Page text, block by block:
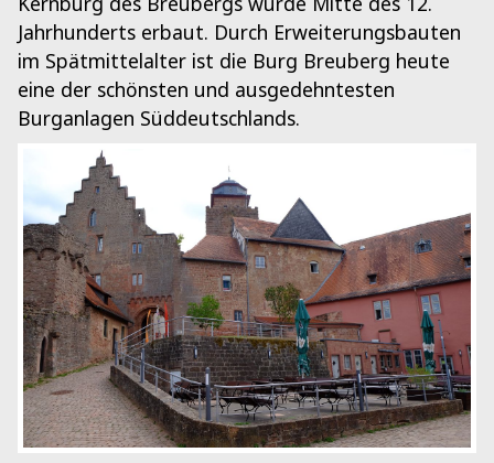
Jahrhunderts erbaut. Durch Erweiterungsbauten
im Spätmittelalter ist die Burg Breuberg heute
eine der schönsten und ausgedehntesten
Burganlagen Süddeutschlands.